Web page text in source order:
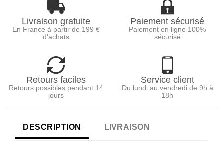
Livraison gratuite
En France à partir de 199 €
d'achats
Paiement sécurisé
Paiement en ligne 100%
sécurisé
Retours faciles
Retours possibles pendant 14
jours
Service client
Du lundi au vendredi de 9h à
18h
DESCRIPTION LIVRAISON